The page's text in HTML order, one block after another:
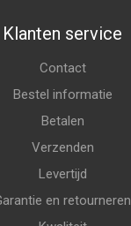
Klanten service
Contact
Bestel informatie
Betalen
Verzenden
Levertijd
en retourneren